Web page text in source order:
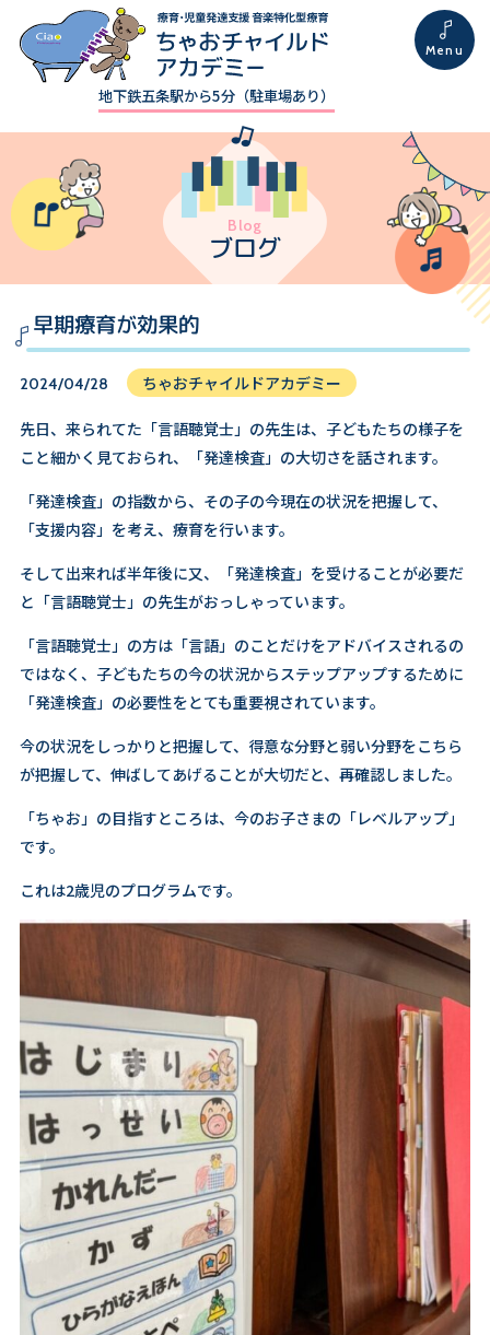
地下鉄五条駅から5分（駐車場あり）
Blog
ブログ
早期療育が効果的
2024/04/28 ちゃおチャイルドアカデミー
先日、来られてた「言語聴覚士」の先生は、子どもたちの様子を
こと細かく見ておられ、「発達検査」の大切さを話されます。
「発達検査」の指数から、その子の今現在の状況を把握して、
「支援内容」を考え、療育を行います。
そして出来れば半年後に又、「発達検査」を受けることが必要だ
と「言語聴覚士」の先生がおっしゃっています。
「言語聴覚士」の方は「言語」のことだけをアドバイスされるの
ではなく、子どもたちの今の状況からステップアップするために
「発達検査」の必要性をとても重要視されています。
今の状況をしっかりと把握して、得意な分野と弱い分野をこちら
が把握して、伸ばしてあげることが大切だと、再確認しました。
「ちゃお」の目指すところは、今のお子さまの「レベルアップ」
です。
これは2歳児のプログラムです。